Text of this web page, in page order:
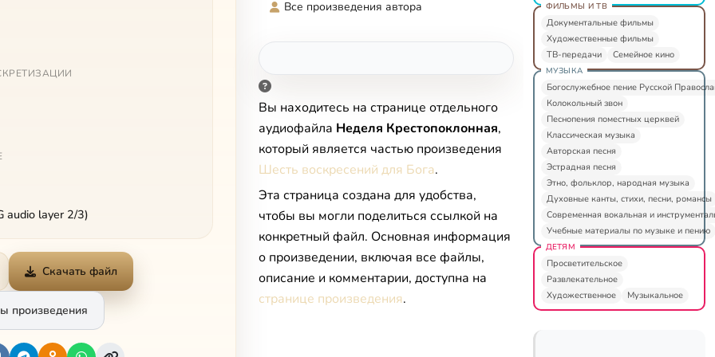
audio layer 2/3)
Скачать файл
произведения
Все произведения автора
Вы находитесь на странице отдельного
аудиофайла Неделя Крестопоклонная,
который является частью произведения
Шесть воскресений для Бога.
Эта страница создана для удобства,
чтобы вы могли поделиться ссылкой на
конкретный файл. Основная информация
о произведении, включая все файлы,
описание и комментарии, доступна на
странице произведения.
ФИЛЬМЫ И ТВ
Документальные фильмы
Художественные фильмы
ТВ-передачи
Семейное кино
МУЗЫКА
Богослужебное пение Русской
Колокольный звон
Песнопения поместных церквей
Классическая музыка
Авторская песня
Эстрадная песня
Этно, фольклор, народная музыка
Духовные канты, стихи, песни, романсы
Современная вокальная и
Учебные материалы по музыке и пению
ДЕТЯМ
Просветительское
Развлекательное
Художественное
Музыкальное